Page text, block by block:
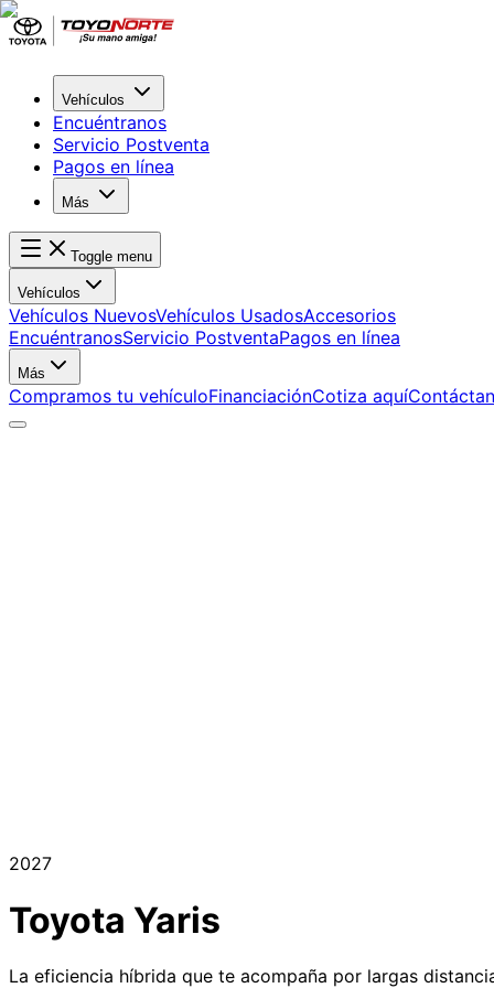
Vehículos
Encuéntranos
Servicio Postventa
Pagos en línea
Más
Toggle menu
Vehículos
Vehículos NuevosVehículos UsadosAccesorios
EncuéntranosServicio PostventaPagos en línea
Más
Compramos tu vehículoFinanciaciónCotiza aquí
2027
Toyota Yaris
La eficiencia híbrida que te acompaña por largas